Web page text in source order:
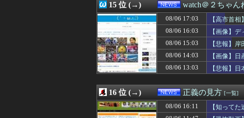
15 位 (→) watch＠２ちゃん
08/06 17:03
【高市首
08/06 16:03
【画像】
08/06 15:03
【悲報】
示す
08/06 14:03
【画像】
08/06 13:03
【悲報】
16 位 (→) 正義の見方 [一覧]
08/06 16:11
【知って
代も同様